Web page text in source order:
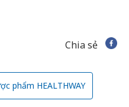
Chia sẻ
phẩm HEALTHWAY